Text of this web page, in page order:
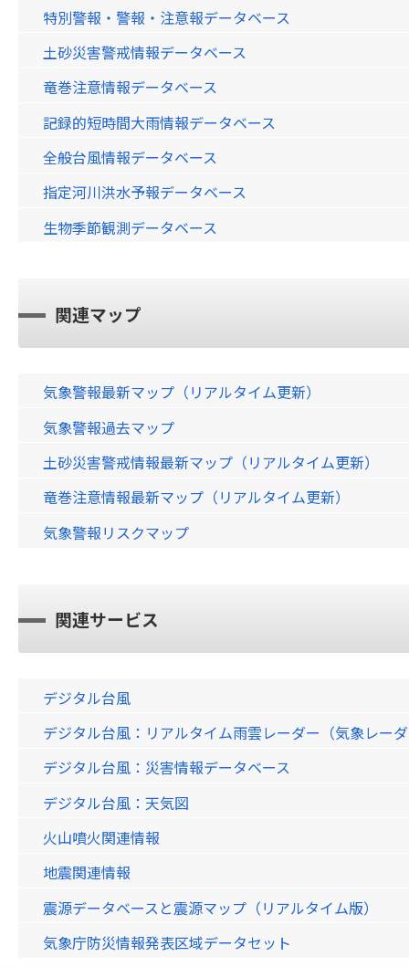
特別警報・警報・注意報データベース
土砂災害警戒情報データベース
竜巻注意情報データベース
記録的短時間大雨情報データベース
全般台風情報データベース
指定河川洪水予報データベース
生物季節観測データベース
関連マップ
気象警報最新マップ（リアルタイム更新）
気象警報過去マップ
土砂災害警戒情報最新マップ（リアルタイム更新）
竜巻注意情報最新マップ（リアルタイム更新）
気象警報リスクマップ
関連サービス
デジタル台風
デジタル台風：リアルタイム雨雲レーダー（気象レー
デジタル台風：災害情報データベース
デジタル台風：天気図
火山噴火関連情報
地震関連情報
震源データベースと震源マップ（リアルタイム版）
気象庁防災情報発表区域データセット